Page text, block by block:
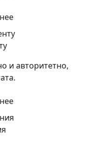
и авторитетно,